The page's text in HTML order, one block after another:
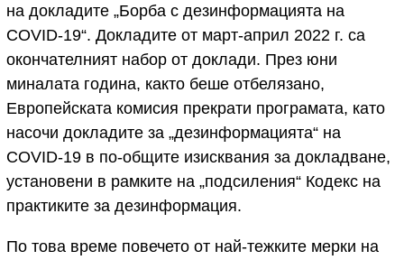
на докладите „Борба с дезинформацията на
COVID-19“. Докладите от март-април 2022 г. са
окончателният набор от доклади. През юни
миналата година, както беше отбелязано,
Европейската комисия прекрати програмата, като
насочи докладите за „дезинформацията“ на
COVID-19 в по-общите изисквания за докладване,
установени в рамките на „подсиления“ Кодекс на
практиките за дезинформация.
По това време повечето от най-тежките мерки на